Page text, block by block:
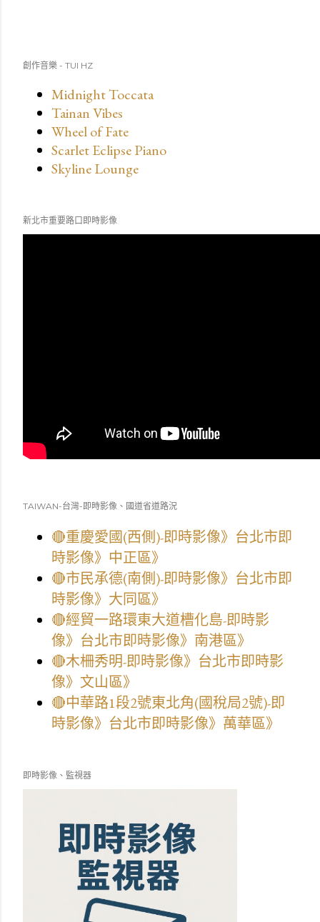
創作音樂 - TUI HZ
Midnight Toccata
Tainan Vibes
Wheel of Fate
Scarlet Eclipse Piano
Skyline Lounge
新北市重要路口即時影像
TAIWAN-台灣-即時影像、國道省道路況
🔴重慶愛國(西側)-即時影像》台北市即
時影像》中正區》
🔴市民承德(南側)-即時影像》台北市即
時影像》大同區》
🔴經貿一路環東大道槽化島-即時影
像》台北市即時影像》南港區》
🔴木柵秀明-即時影像》台北市即時影
像》文山區》
🔴中華路1段2號東北角(國稅局2號)-即
時影像》台北市即時影像》萬華區》
即時影像、監視器